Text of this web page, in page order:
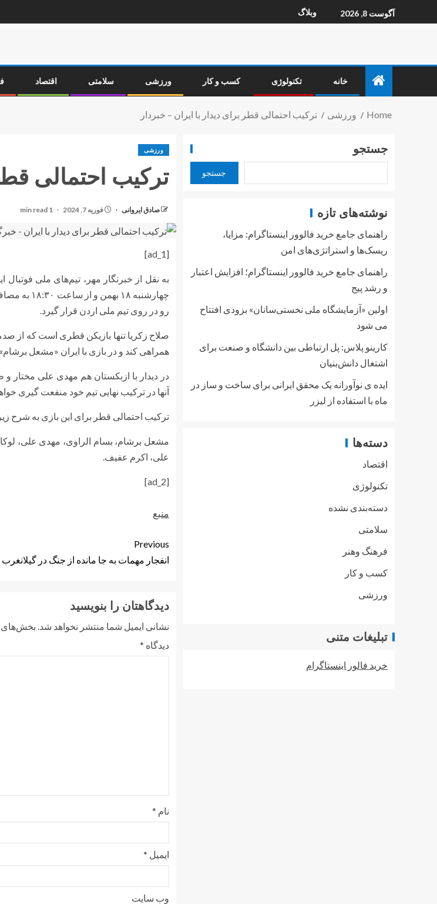
آگوست 8, 2026 وبلاگ
خانه تکنولوژی کسب و کار ورزشی سلامتی اقتصاد
Home ورزشی ترکیب احتمالی قطر برای دیدار با ایران – خبردار
ورزشی
ترکیب احتمالی
صادق ایروانی فوریه 7, 2024 1 min read
[ad_1]
رو در روی تیم ملی اردن قرار گیرد.
صلاح زکریا تنها بازیکن قطری است که از
همراهی کند و در بازی با ایران «مشعل
در دیدار با ازبکستان هم مهدی علی مختار و
آنها در ترکیب نهایی تیم خود منفعت گیری
ترکیب احتمالی قطر برای این بازی به شرح
مشعل برشام، بسام الراوی، مهدی علی،
علی، اکرم عفیف.
[ad_2]
منبع
Previous
انفجار مهمات به جا مانده از جنگ در گیلانغرب
دیدگاهتان را بنویسید
نشانی ایمیل شما منتشر نخواهد شد. بخش‌های
دیدگاه *
نام *
ایمیل *
وب‌ سایت
جستجو
جستجو
نوشته‌های تازه
راهنمای جامع خرید فالوور اینستاگرام: مزایا،
ریسک‌ها و استراتژی‌های امن
راهنمای جامع خرید فالوور اینستاگرام؛ افزایش اعتبار
و رشد پیج
اولین «آزمایشگاه ملی نخستی‌سانان» بزودی افتتاح
می شود
کارینو پلاس: پل ارتباطی بین دانشگاه و صنعت برای
اشتغال دانش‌بنیان
ایده ی نوآورانه یک محقق ایرانی برای ساخت و ساز در
ماه با استفاده از لیزر
دسته‌ها
اقتصاد
تکنولوژی
دسته‌بندی نشده
سلامتی
فرهنگ وهنر
کسب و کار
ورزشی
تبلیغات متنی
خرید فالور اینستاگرام